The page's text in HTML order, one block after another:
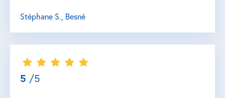
Stéphane S., Besné
5 /5